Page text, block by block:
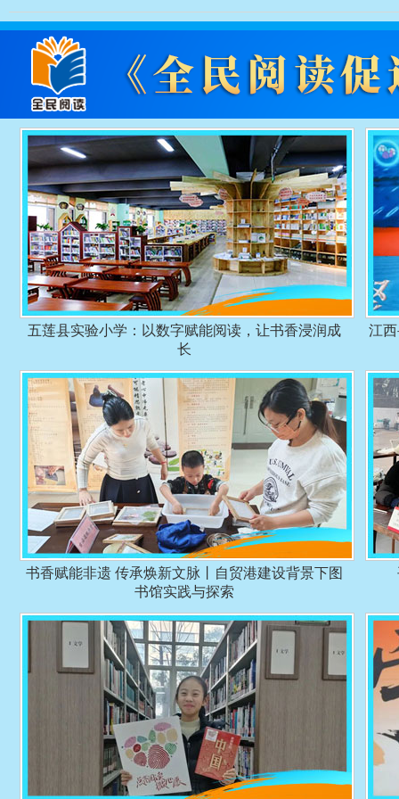
五莲县实验小学：以数字赋能阅读，让书香浸润成
长
江
书香赋能非遗 传承焕新文脉丨自贸港建设背景下图
书馆实践与探索